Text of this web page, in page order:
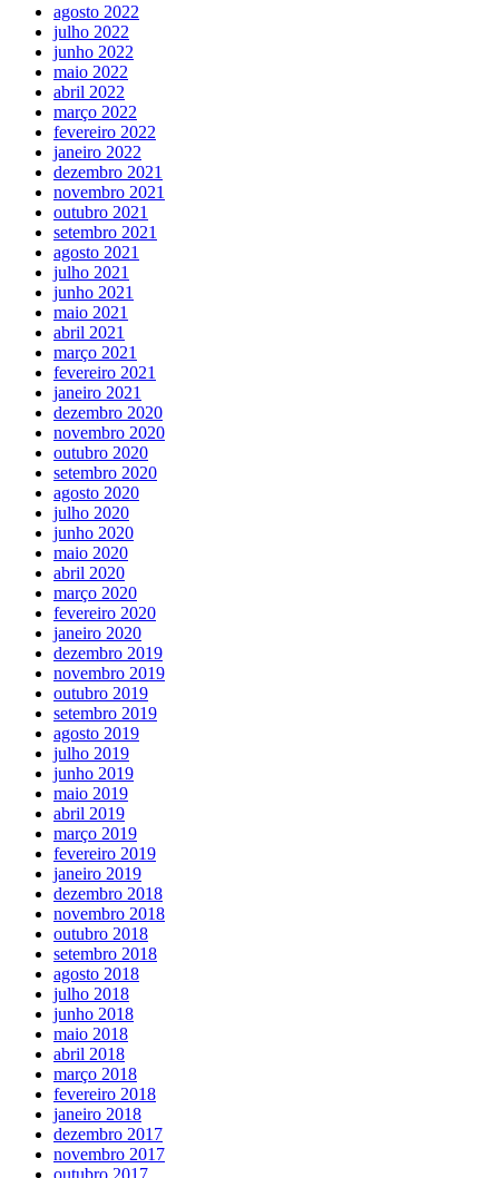
agosto 2022
julho 2022
junho 2022
maio 2022
abril 2022
março 2022
fevereiro 2022
janeiro 2022
dezembro 2021
novembro 2021
outubro 2021
setembro 2021
agosto 2021
julho 2021
junho 2021
maio 2021
abril 2021
março 2021
fevereiro 2021
janeiro 2021
dezembro 2020
novembro 2020
outubro 2020
setembro 2020
agosto 2020
julho 2020
junho 2020
maio 2020
abril 2020
março 2020
fevereiro 2020
janeiro 2020
dezembro 2019
novembro 2019
outubro 2019
setembro 2019
agosto 2019
julho 2019
junho 2019
maio 2019
abril 2019
março 2019
fevereiro 2019
janeiro 2019
dezembro 2018
novembro 2018
outubro 2018
setembro 2018
agosto 2018
julho 2018
junho 2018
maio 2018
abril 2018
março 2018
fevereiro 2018
janeiro 2018
dezembro 2017
novembro 2017